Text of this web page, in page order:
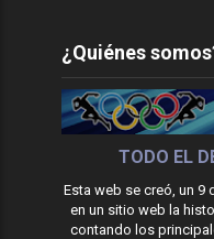
¿Quiénes
TODO EL
Esta web se creó, un 9
en un sitio web la
contando los